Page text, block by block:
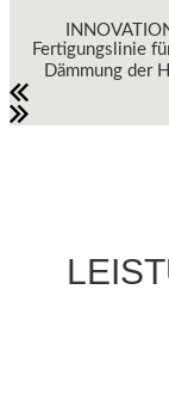
Fertigungslinie
Dämmung der